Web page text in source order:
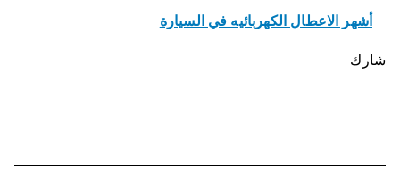
أشهر الاعطال الكهربائيه في السيارة
شارك